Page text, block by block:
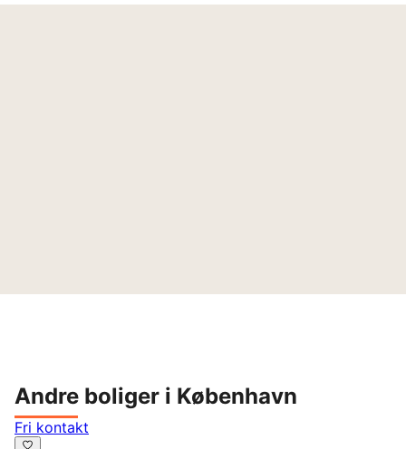
Andre boliger i København
Fri kontakt